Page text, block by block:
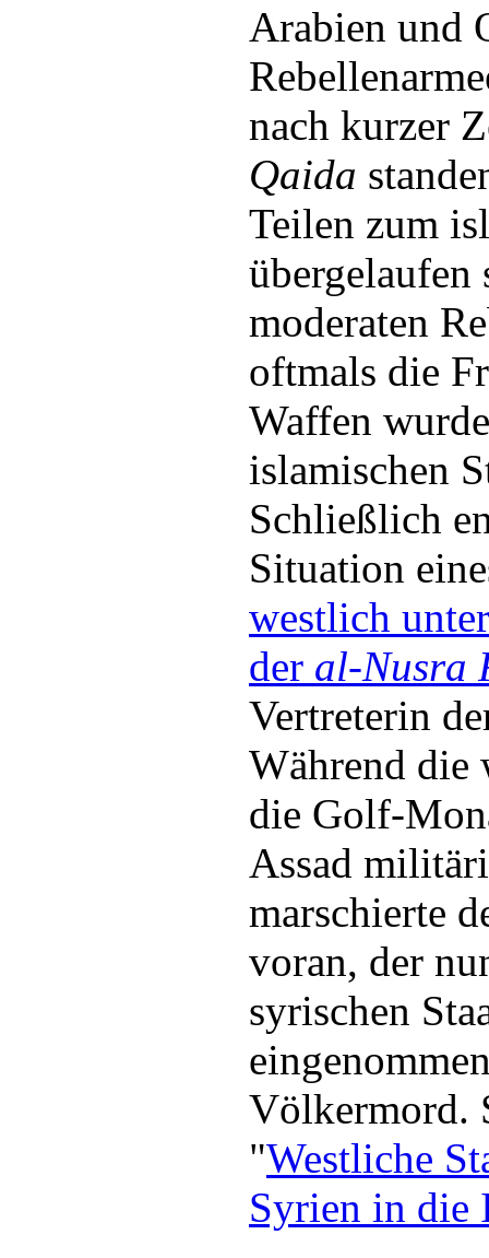
Arabien und
nach kurzer
Qaida
Teilen zum
übergelaufen
moderaten
oftmals die
Waffen
islamischen
Schließlich
Situation
westlich
der al-Nusra
Vertreterin
Während die
die Golf-
Assad
marschierte
voran, der
syrischen
Völkermord.
"Westliche
Syrien in die